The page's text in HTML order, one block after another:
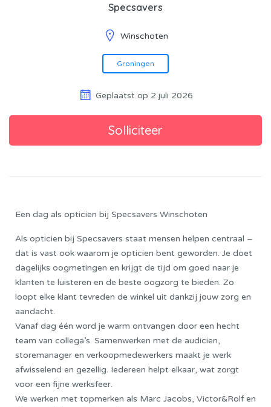
Specsavers
Winschoten
Groningen
Geplaatst op 2 juli 2026
Een dag als opticien bij Specsavers Winschoten
Als opticien bij Specsavers staat mensen helpen centraal –
dat is vast ook waarom je opticien bent geworden. Je doet
dagelijks oogmetingen en krijgt de tijd om goed naar je
klanten te luisteren en de beste oogzorg te bieden. Zo
loopt elke klant tevreden de winkel uit dankzij jouw zorg en
aandacht.
Vanaf dag één word je warm ontvangen door een hecht
team van collega’s. Samenwerken met de audicien,
storemanager en verkoopmedewerkers maakt je werk
afwisselend en gezellig. Iedereen helpt elkaar, wat zorgt
voor een fijne werksfeer.
We werken met topmerken als Marc Jacobs, Victor&Rolf en